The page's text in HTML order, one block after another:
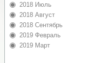
2018 Июль
2018 Август
2018 Сентябрь
2019 Февраль
2019 Март